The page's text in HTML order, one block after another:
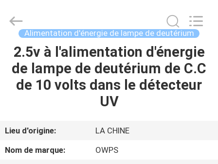
APERÇU
PRODUITS
A
Motor
Technology
Reserved.
Alimentation d'énergie de lampe de deutérium
2.5v à l'alimentation d'énergie
de lampe de deutérium de C.C
de 10 volts dans le détecteur
UV
Lieu d'origine:
LA CHINE
Nom de marque:
OWPS